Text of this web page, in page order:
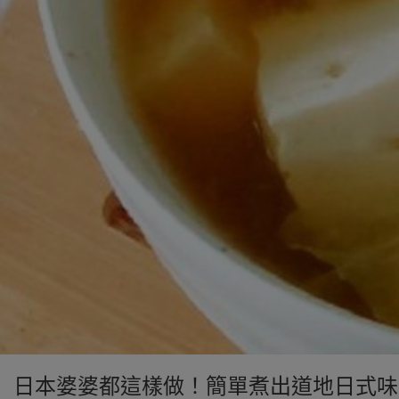
日本婆婆都這樣做！簡單煮出道地日式